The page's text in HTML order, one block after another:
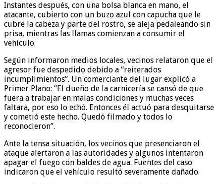
Instantes después, con una bolsa blanca en mano, el
atacante, cubierto con un buzo azul con capucha que le
cubre la cabeza y parte del rostro, se aleja pedaleando sin
prisa, mientras las llamas comienzan a consumir el
vehículo.
Según informaron medios locales, vecinos relataron que el
agresor fue despedido debido a “reiterados
incumplimientos”. Un comerciante del lugar explicó a
Primer Plano: “El dueño de la carnicería se cansó de que
fuera a trabajar en malas condiciones y muchas veces
faltara, por eso lo echó. Entonces él actuó para desquitarse
y cometió este hecho. Quedó filmado y todos lo
reconocieron”.
Ante la tensa situación, los vecinos que presenciaron el
ataque alertaron a las autoridades y algunos intentaron
apagar el fuego con baldes de agua. Fuentes del caso
indicaron que el vehículo resultó severamente dañado.